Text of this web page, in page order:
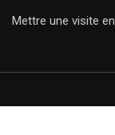
Mettre une visite